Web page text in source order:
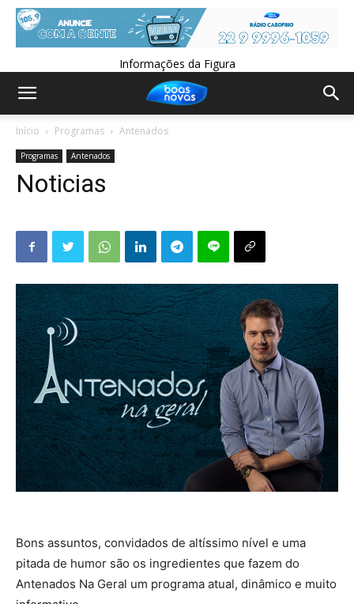
Informações da Figura
Início Programas Antenados
Programas Antenados
Noticias
Bons assuntos, convidados de altíssimo nível e uma
pitada de humor são os ingredientes que fazem do
Antenados Na Geral um programa atual, dinâmico e muito